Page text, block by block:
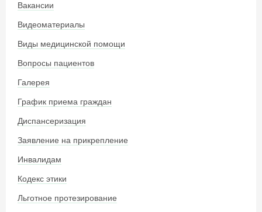
Вакансии
Видеоматериалы
Виды медицинской помощи
Вопросы пациентов
Галерея
График приема граждан
Диспансеризация
Заявление на прикрепление
Инвалидам
Кодекс этики
Льготное протезирование